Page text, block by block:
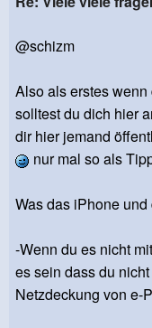
@schizm
Also als erstes
solltest du dich hier
dir hier jemand
nur mal so als
Was das iPhone und
-Wenn du es nicht
es sein dass du
Netzdeckung von e-